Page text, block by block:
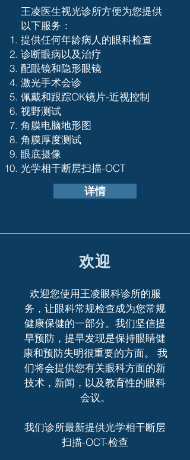
王凌医生视光诊所方便为您提供
以下服务：
提供任何年龄病人的眼科检查
诊断眼病以及治疗
配眼镜和隐形眼镜
激光手术会诊
佩戴和跟踪OK镜片-近视控制
视野测试
角膜电脑地形图
角膜厚度测试
眼底摄像
光学相干断层扫描-OCT
详情
欢迎
欢迎您使用王凌眼科诊所的服
务，让眼科常规检查成为您常规
健康保健的一部分。我们坚信提
早预防，提早发现是保持眼睛健
康和预防失明很重要的方面。 我
们将会提供您有关眼科方面的新
技术，新闻，以及教育性的眼科
会议。
我们诊所最新提供光学相干断层
扫描-OCT-检查